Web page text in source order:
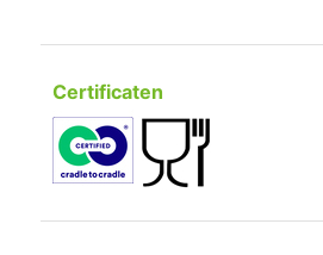
Certificaten